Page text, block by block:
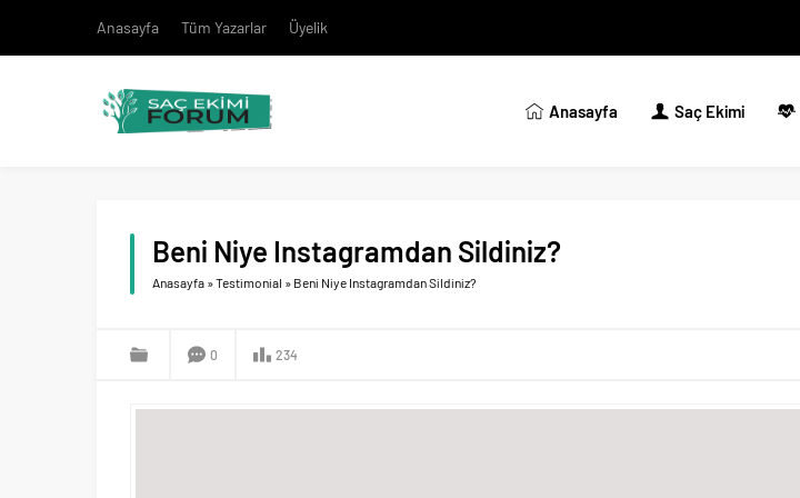
Anasayfa Tüm Yazarlar Üyelik
Anasayfa Saç Ekimi
Beni Niye Instagramdan Sildiniz?
Anasayfa »Testimonial » Beni Niye Instagramdan Sildiniz?
0 234